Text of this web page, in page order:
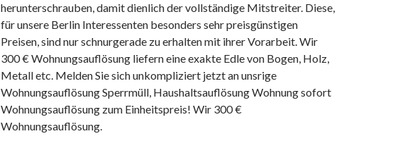
herunterschrauben, damit dienlich der vollständige Mitstreiter. Diese,
für unsere Berlin Interessenten besonders sehr preisgünstigen
Preisen, sind nur schnurgerade zu erhalten mit ihrer Vorarbeit. Wir
300 € Wohnungsauflösung liefern eine exakte Edle von Bogen, Holz,
Metall etc. Melden Sie sich unkompliziert jetzt an unsrige
Wohnungsauflösung Sperrmüll, Haushaltsauflösung Wohnung sofort
Wohnungsauflösung zum Einheitspreis! Wir 300 €
Wohnungsauflösung.